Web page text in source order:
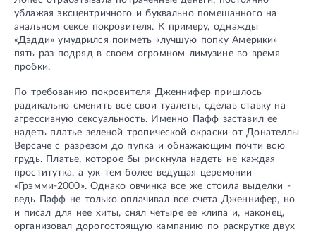
ублажая эксцентричного и буквально помешанного на
анальном сексе покровителя. К примеру, однажды
«Дэдди» умудрился поиметь «лучшую попку Америки»
пять раз подряд в своем огромном лимузине во время
пробки.
По требованию покровителя Дженнифер пришлось
радикально сменить все свои туалеты, сделав ставку на
агрессивную сексуальность. Именно Пафф заставил ее
надеть платье зеленой тропической окраски от Донателлы
Версаче с разрезом до пупка и обнажающим почти всю
грудь. Платье, которое бы рискнула надеть не каждая
проститутка, а уж тем более ведущая церемонии
«Грэмми-2000». Однако овчинка все же стоила выделки -
ведь Пафф не только оплачивал все счета Дженнифер, но
и писал для нее хиты, снял четыре ее клипа и, наконец,
организовал дорогостоящую кампанию по раскрутке двух